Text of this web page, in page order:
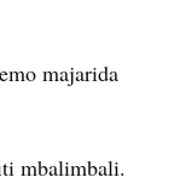
majarida
mbalimbali.